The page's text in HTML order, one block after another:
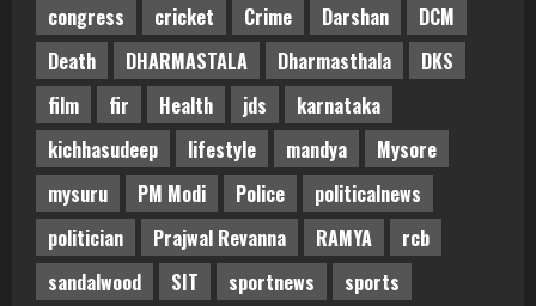
congress
cricket Crime Darshan
DCM
Death
DHARMASTALA Dharmasthala
DKS
film
fir Health jds
karnataka
kichhasudeep
lifestyle mandya
Mysore
mysuru
PM Modi Police
politicalnews
politician
Prajwal Revanna RAMYA
rcb
sandalwood
SIT sportnews sports